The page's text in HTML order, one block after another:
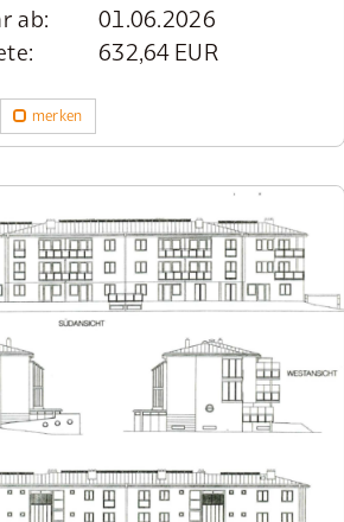
ab:
01.06.2026
632,64 EUR
merken